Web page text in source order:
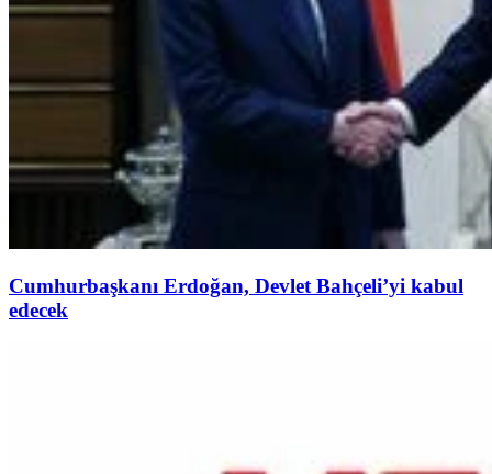
Cumhurbaşkanı Erdoğan, Devlet Bahçeli’yi kabul
edecek